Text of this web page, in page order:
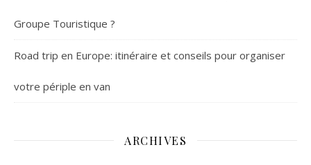
Groupe Touristique ?
Road trip en Europe: itinéraire et conseils pour organiser
votre périple en van
ARCHIVES